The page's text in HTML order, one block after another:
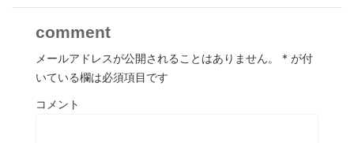
comment
メールアドレスが公開されることはありません。 * が付
いている欄は必須項目です
コメント